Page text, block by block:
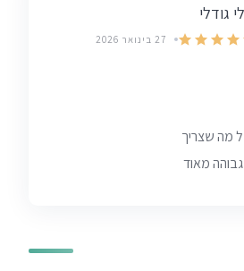
גודלי
27 בינואר 2026
מה שצריך
מאוד